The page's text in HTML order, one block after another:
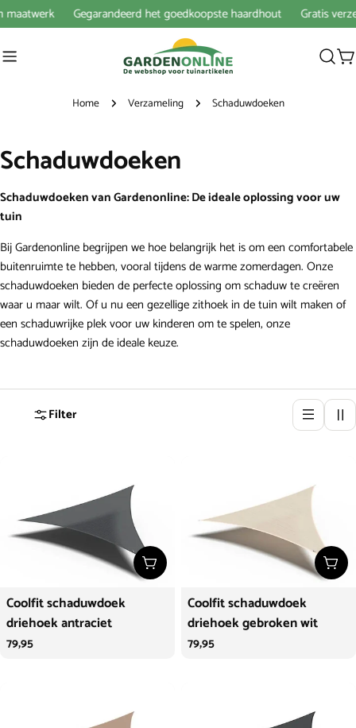
artikel
Gegarandeerd het goedkoopste haardhout Gratis
Home Verzameling Schaduwdoeken
Schaduwdoeken
Schaduwdoeken van Gardenonline: De ideale oplossing voor uw
tuin
Bij Gardenonline begrijpen we hoe belangrijk het is om een comfortabele
buitenruimte te hebben, vooral tijdens de warme zomerdagen. Onze
schaduwdoeken bieden de perfecte oplossing om schaduw te creëren
waar u maar wilt. Of u nu een gezellige zithoek in de tuin wilt maken of
een schaduwrijke plek voor uw kinderen om te spelen, onze
schaduwdoeken zijn de ideale keuze.
Filter
Kies opties
Coolfit schaduwdoek
driehoek antraciet
Normale
79,95
Coolfit schaduwdoek
driehoek gebroken wit
Normale
79,95